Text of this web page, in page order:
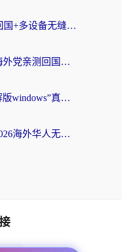
海外党必看：电视VPN回国+多设备无缝访问国内资源的实用指南
云极和GOGO哪个好？海外党亲测回国加速器选择指南（附iOS免费&Windows VPN实用技巧）
海外党别踩坑！“vpn破解版windows”真的能用？教你选对回国加速器无缝刷国内资源
北美看剧神器怎么选？2026海外华人无缝访问国内资源全攻略